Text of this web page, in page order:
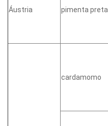
Áustria pimenta preta
cardamomo